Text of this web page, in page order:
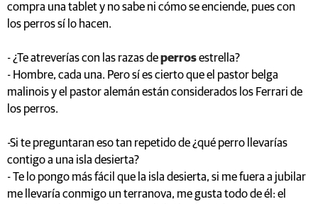
compra una tablet y no sabe ni cómo se enciende, pues con
los perros sí lo hacen.
- ¿Te atreverías con las razas deperrosestrella?
- Hombre, cada una. Pero sí es cierto que el pastor belga
malinois y el pastor alemán están considerados los Ferrari de
los perros.
-Si te preguntaran eso tan repetido de ¿qué perro llevarías
contigo a una isla desierta?
- Te lo pongo más fácil que la isla desierta, si me fuera a jubilar
me llevaría conmigo un terranova, me gusta todo de él: el